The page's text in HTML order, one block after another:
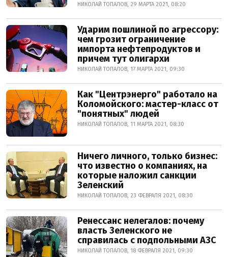
НИКОЛАЙ ТОПАЛОВ, 29 МАРТА 2021, 08:20
Ударим пошлиной по агрессору:
чем грозит ограничение
импорта нефтепродуктов и
причем тут олигархи
НИКОЛАЙ ТОПАЛОВ, 17 МАРТА 2021, 09:30
Как "Центрэнерго" работало на
Коломойского: мастер-класс от
"понятных" людей
НИКОЛАЙ ТОПАЛОВ, 11 МАРТА 2021, 08:30
Ничего личного, только бизнес:
что известно о компаниях, на
которые наложил санкции
Зеленский
НИКОЛАЙ ТОПАЛОВ, 23 ФЕВРАЛЯ 2021, 08:30
Ренессанс нелегалов: почему
власть Зеленского не
справилась с подпольными АЗС
НИКОЛАЙ ТОПАЛОВ, 18 ФЕВРАЛЯ 2021, 09:30